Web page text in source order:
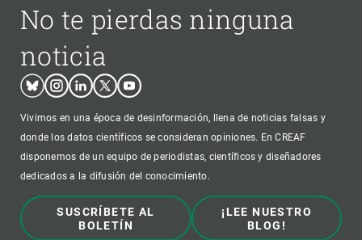
No te pierdas ninguna
noticia
BlueskyInstagram
LinkedinTwitterYoutube
Vivimos en una época de desinformación, llena de noticias falsas y
donde los datos científicos se consideran opiniones. En CREAF
disponemos de un equipo de periodistas, científicos y diseñadores
dedicados a la difusión del conocimiento.
SUSCRÍBETE AL
BOLETÍN
¡LEE NUESTRO
BLOG!